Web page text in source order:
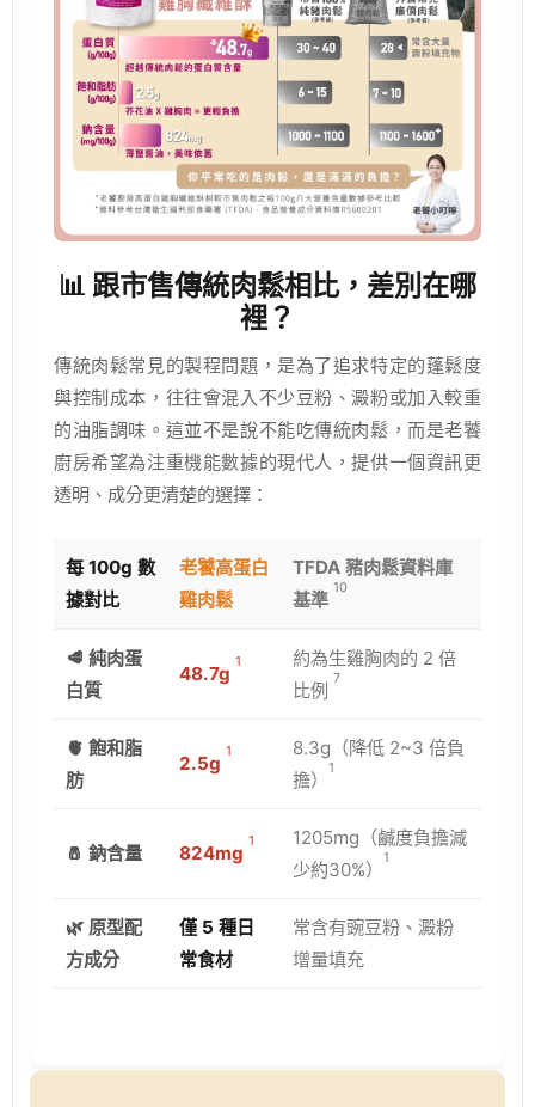
📊 跟市售傳統肉鬆相比，差別在哪
裡？
傳統肉鬆常見的製程問題，是為了追求特定的蓬鬆度
與控制成本，往往會混入不少豆粉、澱粉或加入較重
的油脂調味。這並不是說不能吃傳統肉鬆，而是老饕
廚房希望為注重機能數據的現代人，提供一個資訊更
透明、成分更清楚的選擇：
每 100g 數
據對比
老饕高蛋白
雞肉鬆
TFDA 豬肉鬆資料庫
基準
10
🥩 純肉蛋
白質
48.7g
1
約為生雞胸肉的 2 倍
比例
7
🫀 飽和脂
肪
2.5g
1
8.3g（降低 2~3 倍負
擔）
1
🧂 鈉含量 824mg
1
1205mg（鹹度負擔減
少約30%）
1
🌿 原型配
方成分
僅 5 種日
常食材
常含有豌豆粉、澱粉
增量填充